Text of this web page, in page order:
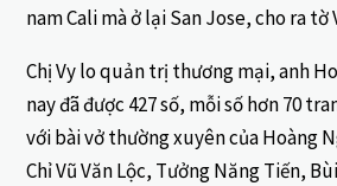
nam Cali mà ở lại San Jose, cho ra
Chị Vy lo quản trị thương mại, anh
nay đã được 427 số, mỗi số hơn 70
với bài vở thường xuyên của Hoàng
Chỉ Vũ Văn Lộc, Tưởng Năng Tiến,